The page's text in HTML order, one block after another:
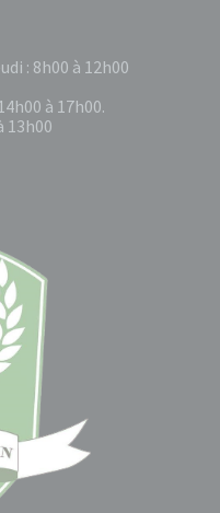
: 8h00 à 12h00
à 17h00.
13h00